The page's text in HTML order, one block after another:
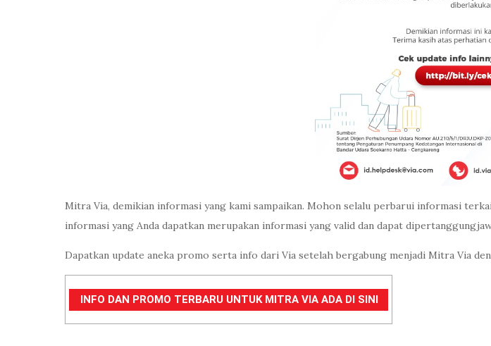
Mitra Via, demikian informasi yang kami sampaikan. Mohon selalu perbarui informasi
informasi yang Anda dapatkan merupakan informasi yang valid dan dapat
Dapatkan update aneka promo serta info dari Via setelah bergabung menjadi Mitra Via
INFO DAN PROMO TERBARU UNTUK MITRA VIA ADA DI SINI